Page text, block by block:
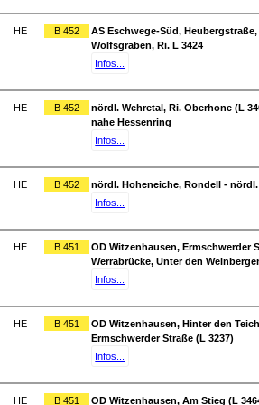
HE B 452
AS Eschwege-Süd,
Wolfsgraben, Ri. L 3424
Infos...
HE B 452
nördl. Wehretal, Ri. Oberhone (L
nahe Hessenring
Infos...
HE B 452
nördl. Hoheneiche, Rondell -
Infos...
HE B 451
OD Witzenhausen, Ermschwerder
Werrabrücke, Unter den
Infos...
HE B 451
OD Witzenhausen, Hinter den
Ermschwerder Straße (L 3237)
Infos...
HE B 451 OD Witzenhausen, Am Stieg (L